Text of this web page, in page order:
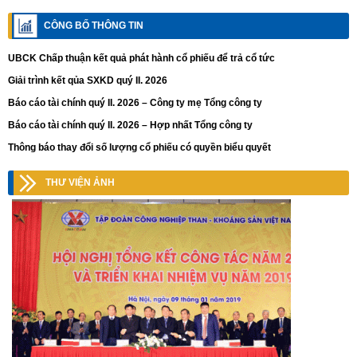
CÔNG BỐ THÔNG TIN
UBCK Chấp thuận kết quả phát hành cổ phiếu để trả cổ tức
Giải trình kết qủa SXKD quý II. 2026
Báo cáo tài chính quý II. 2026 – Công ty mẹ Tổng công ty
Báo cáo tài chính quý II. 2026 – Hợp nhất Tổng công ty
Thông báo thay đổi số lượng cổ phiếu có quyền biểu quyết
THƯ VIỆN ẢNH